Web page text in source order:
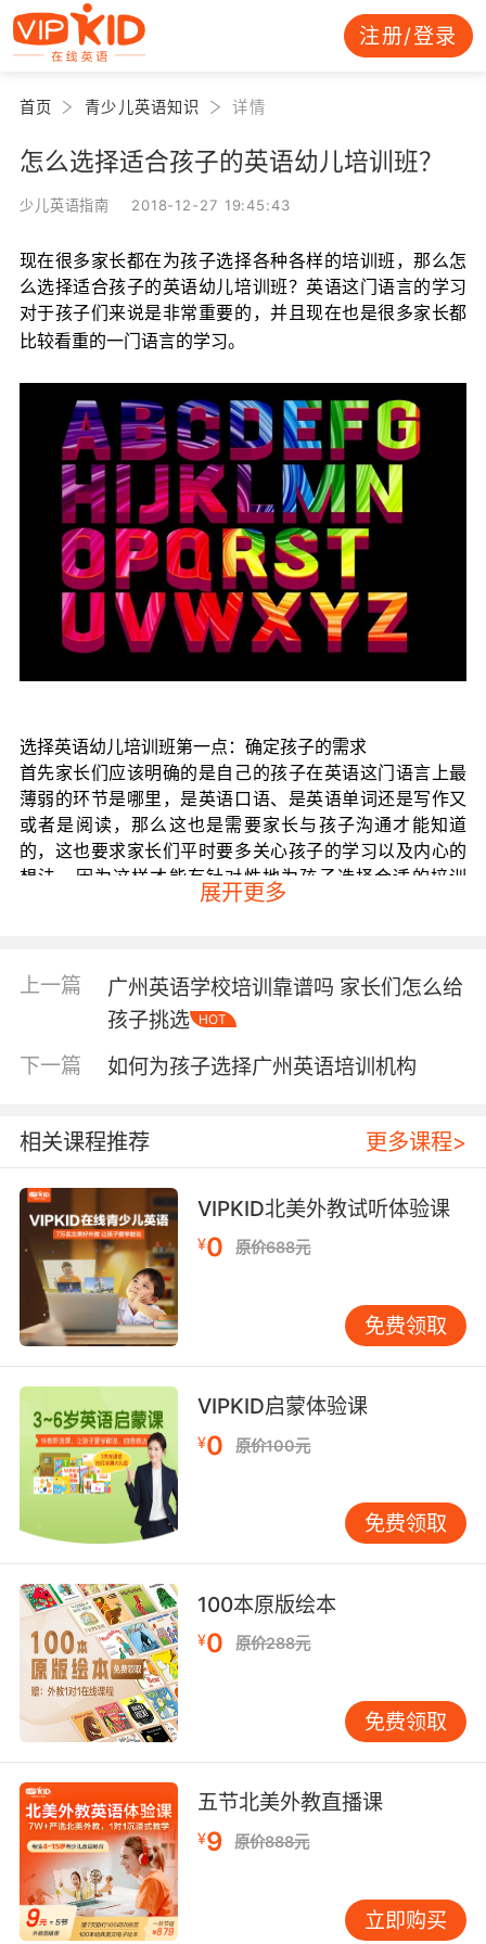
注册/登录
首页 青少儿英语知识 详情
怎么选择适合孩子的英语幼儿培训班？
少儿英语指南 2018-12-27 19:45:43
现在很多家长都在为孩子选择各种各样的培训班，那么怎
么选择适合孩子的英语幼儿培训班？英语这门语言的学习
对于孩子们来说是非常重要的，并且现在也是很多家长都
比较看重的一门语言的学习。
选择英语幼儿培训班第一点：确定孩子的需求
首先家长们应该明确的是自己的孩子在英语这门语言上最
薄弱的环节是哪里，是英语口语、是英语单词还是写作又
或者是阅读，那么这也是需要家长与孩子沟通才能知道
的，这也要求家长们平时要多关心孩子的学习以及内心的
想法。因为这样才能有针对性地为孩子选择合适的培训
班，也只有这样孩子的英语水平才能得到比较有效的提
选择英语幼儿培训班第二点：确定孩子英语所处水平
可以根究英语语言水平测试进行衡量，在报英语培训班之
的英语基础班还是强化班有或者是冲刺班等等。家长们在
的效果。
选择英语幼儿培训班第三点：寻找合适的英语培训老师
因为很多孩子的学习习惯都没有养成，在学习的时候也比
较懒散、注意力更是难以集中，那么很多家长都会发现孩
子上完一段时间的培训班之后，英语水平甚至没有得到比
较大的提升。这其实与培训老师也是有很大的关系的，不
适合孩子的培训老师可能不会带动起孩子的学习积极性，
那么这就需要做家长的为孩子选择合适的英语培训老师，
这样的老师可以根据孩子的学习情况为其制定合理的学习
计划，并且也会根据孩子的学习情况及时调整自己的教学
方式，无论如何都是以学生的学习为主的，这样的幼儿培
训班才能让孩子的英语水平得到有效的提升。
展开更多
上一篇
广州英语学校培训靠谱吗 家长们怎么给
孩子挑选
HOT
下一篇 如何为孩子选择广州英语培训机构
相关课程推荐 更多课程>
VIPKID北美外教试听体验课
¥0 原价688元
免费领取
VIPKID启蒙体验课
¥0 原价100元
免费领取
100本原版绘本
¥0 原价288元
免费领取
五节北美外教直播课
¥9 原价888元
立即购买